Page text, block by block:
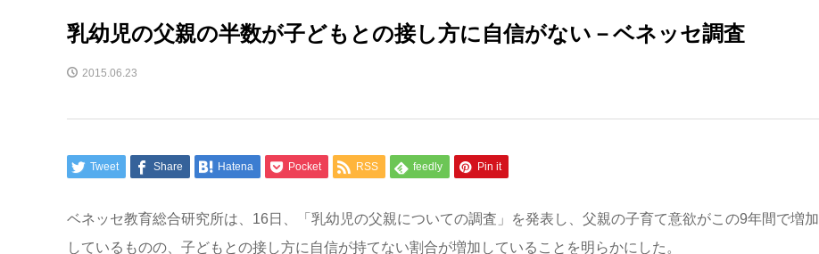
乳幼児の父親の半数が子どもとの接し方に自信がない－ベネッセ調査
2015.06.23
Tweet Share Hatena Pocket RSS feedly Pin it
ベネッセ教育総合研究所は、16日、「乳幼児の父親についての調査」を発表し、父親の子育て意欲がこの9年間で増加
しているものの、子どもとの接し方に自信が持てない割合が増加していることを明らかにした。